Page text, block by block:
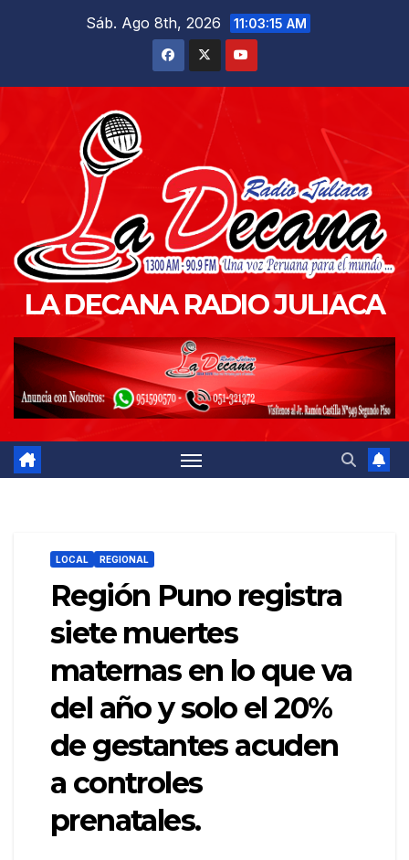
Sáb. Ago 8th, 2026 11:03:16 AM
LA DECANA RADIO JULIACA
LOCAL REGIONAL
Región Puno registra
siete muertes
maternas en lo que va
del año y solo el 20%
de gestantes acuden
a controles
prenatales.